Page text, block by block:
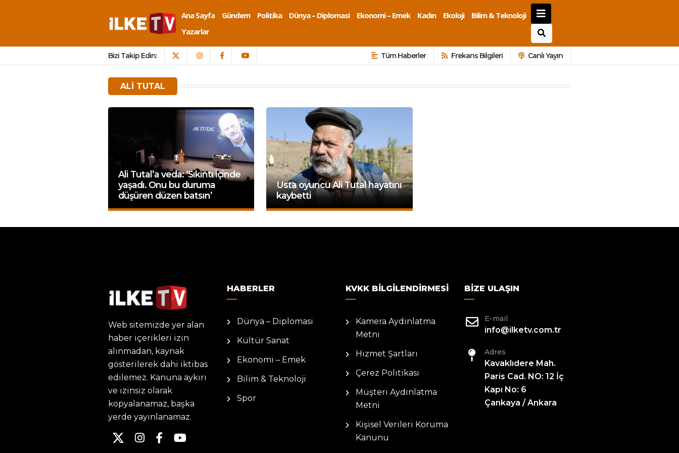
Ana Sayfa Gündem Politika Dünya – Diplomasi Ekonomi – Emek Kadın Ekoloji
Bilim & Teknoloji
Yazarlar
Bizi Takip Edin: Tüm Haberler Frekans Bilgileri Canlı Yayın
ALI TUTAL
Ali Tutal’a veda: ‘Sıkıntı içinde
yaşadı. Onu bu duruma
düşüren düzen batsın’
Usta oyuncu Ali Tutal hayatını
kaybetti
Web sitemizde yer alan
haber içerikleri izin
alınmadan, kaynak
gösterilerek dahi iktibas
edilemez. Kanuna aykırı
ve izinsiz olarak
kopyalanamaz, başka
yerde yayınlanamaz.
HABERLER
Dünya – Diplomasi
Kültür Sanat
Ekonomi – Emek
Bilim & Teknoloji
Spor
KVKK BILGILENDIRMESI
Kamera Aydınlatma
Metni
Hizmet Şartları
Çerez Politikası
Müşteri Aydınlatma
Metni
Kişisel Verileri Koruma
Kanunu
BIZE ULAŞIN
E-mail
info@ilketv.com.tr
Adres
Kavaklıdere Mah.
Paris Cad. NO: 12 İç
Kapı No: 6
Çankaya / Ankara